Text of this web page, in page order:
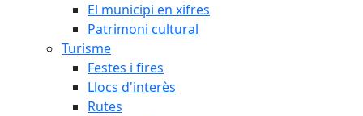
El municipi en xifres
Patrimoni cultural
Turisme
Festes i fires
Llocs d'interès
Rutes